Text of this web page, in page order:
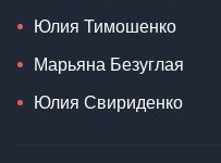
Юлия Тимошенко
Марьяна Безуглая
Юлия Свириденко